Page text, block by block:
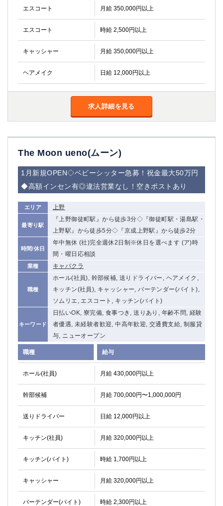
エスコート 月給 350,000円以上
エスコート 時給 2,500円以上
キャッシャー 月給 350,000円以上
ヘアメイク 日給 12,000円以上
求人詳細を見る
The Moon ueno(ムーン)
1月新規OPEN◇ベビーシッター急募！祝金最大50万円
◆高額インセン有◎違法営業なし！空きポストあり
エリア 上野
最寄り駅
『上野御徒町駅』から徒歩3分◇『御徒町駅・湯島駅・
上野駅』から徒歩5分◇『京成上野駅』から徒歩2分
時間/休日
年中無休 (社)完全週休2日制※休日を選べます (ア)時
間・曜日応相談
業種 キャバクラ
職種
ホール(社員), 幹部候補, 送りドライバー, ヘアメイク,
キッチン(社員), キャッシャー, バーテンダー(バイト),
ソムリエ, エスコート, キッチン(バイト)
キーワード
日払いOK, 寮完備, 食事つき, 送りあり, 年齢不問, 経験
者優遇, 未経験者歓迎, 中高年歓迎, 交通費支給, 制服貸
与, ニューオープン
職種 給与
ホール(社員) 月給 430,000円以上
幹部候補 月給 700,000円〜1,000,000円
送りドライバー 日給 12,000円以上
キッチン(社員) 月給 320,000円以上
キッチン(バイト) 時給 1,700円以上
キャッシャー 月給 320,000円以上
バーテンダー(バイト) 時給 2,300円以上